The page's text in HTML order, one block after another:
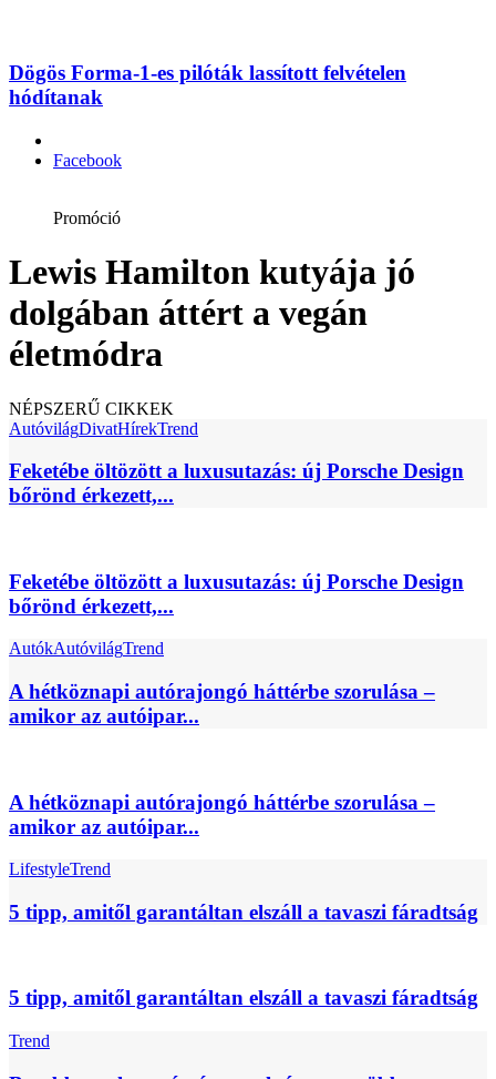
Dögös Forma-1-es pilóták lassított felvételen
hódítanak
Facebook
Promóció
Lewis Hamilton kutyája jó
dolgában áttért a vegán
életmódra
NÉPSZERŰ CIKKEK
AutóvilágDivatHírekTrend
Feketébe öltözött a luxusutazás: új Porsche Design
bőrönd érkezett,...
Feketébe öltözött a luxusutazás: új Porsche Design
bőrönd érkezett,...
AutókAutóvilágTrend
A hétköznapi autórajongó háttérbe szorulása –
amikor az autóipar...
A hétköznapi autórajongó háttérbe szorulása –
amikor az autóipar...
LifestyleTrend
5 tipp, amitől garantáltan elszáll a tavaszi fáradtság
5 tipp, amitől garantáltan elszáll a tavaszi fáradtság
Trend